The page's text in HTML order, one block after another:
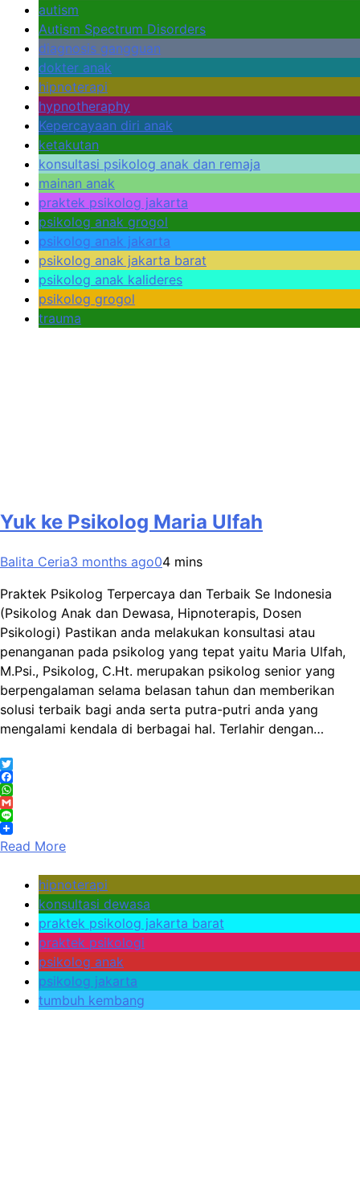
autism
Autism Spectrum Disorders
diagnosis gangguan
dokter anak
hipnoterapi
hypnotheraphy
Kepercayaan diri anak
ketakutan
konsultasi psikolog anak dan remaja
mainan anak
praktek psikolog jakarta
psikolog anak grogol
psikolog anak jakarta
psikolog anak jakarta barat
psikolog anak kalideres
psikolog grogol
trauma
Yuk ke Psikolog Maria Ulfah
Balita Ceria3 months ago04 mins
Praktek Psikolog Terpercaya dan Terbaik Se Indonesia
(Psikolog Anak dan Dewasa, Hipnoterapis, Dosen
Psikologi) Pastikan anda melakukan konsultasi atau
penanganan pada psikolog yang tepat yaitu Maria Ulfah,
M.Psi., Psikolog, C.Ht. merupakan psikolog senior yang
berpengalaman selama belasan tahun dan memberikan
solusi terbaik bagi anda serta putra-putri anda yang
mengalami kendala di berbagai hal. Terlahir dengan…
Twitter
Facebook
WhatsApp
Gmail
Line
Read More
hipnoterapi
konsultasi dewasa
praktek psikolog jakarta barat
praktek psikologi
psikolog anak
psikolog jakarta
tumbuh kembang